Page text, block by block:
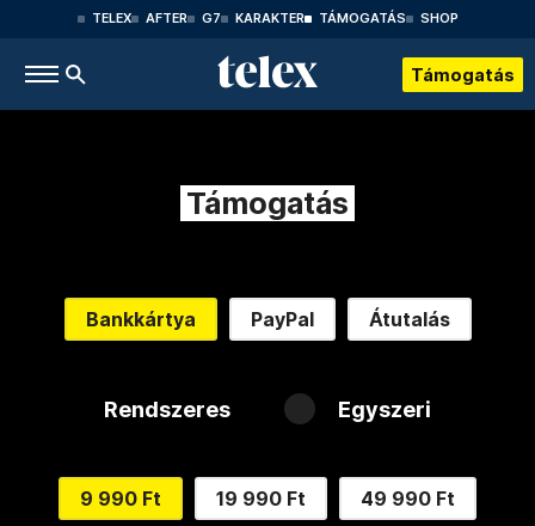
TELEX AFTER G7 KARAKTER TÁMOGATÁS SHOP
Támogatás
Támogatás
Bankkártya PayPal Átutalás
Rendszeres Egyszeri
9 990 Ft 19 990 Ft 49 990 Ft